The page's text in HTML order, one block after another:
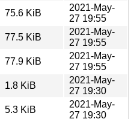
75.6 KiB
2021-May-
27 19:55
77.5 KiB
2021-May-
27 19:55
77.9 KiB
2021-May-
27 19:55
1.8 KiB
2021-May-
27 19:30
5.3 KiB
2021-May-
27 19:30